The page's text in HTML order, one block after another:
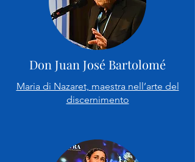
Don Juan José Bartolomé
Maria di Nazaret, maestra nell’arte del
discernimento